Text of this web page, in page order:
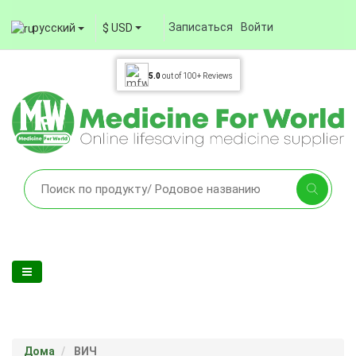
русский $ USD Записаться Войти
5.0out of 100+ Reviews
Дома ВИЧ